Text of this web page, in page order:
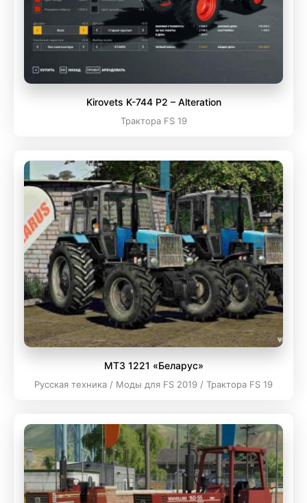
Kirovets K-744 P2 – Alteration
Трактора FS 19
МТЗ 1221 «Беларус»
Русская техника / Моды для FS 2019 / Трактора FS 19